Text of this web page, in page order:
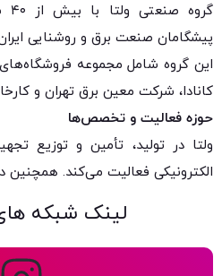
پیشگامان صنعت برق و روشنایی
این گروه شامل مجموعه
کانادا، شرکت معین برق تهران و
حوزه فعالیت و تخصص‌ها
ولتا در تولید، تأمین و توزیع
الکترونیکی فعالیت می‌کند.
لینک شبکه